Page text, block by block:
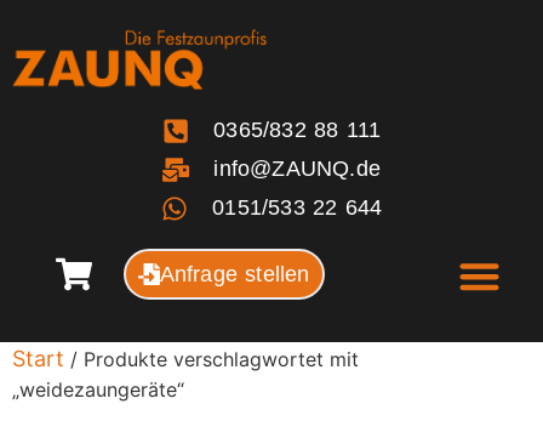
0365/832 88 111
info@ZAUNQ.de
0151/533 22 644
Anfrage stellen
Start / Produkte verschlagwortet mit
„weidezaungeräte“